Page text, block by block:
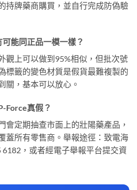
持牌藥商購買，並自行完成防偽驗
能同正品一模一樣？
觀上可以做到95%相似，但批次號
標籤的變色材質是假貨最難複製的
關，基本可以放心。
Force真假？
會定期抽查市面上的壯陽藥產品，
蓋所有零售商。舉報途徑：致電海
，或者經電子舉報平台提交資